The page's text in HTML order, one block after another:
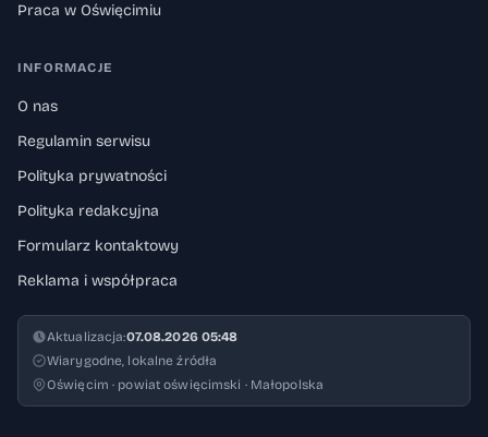
Praca w Oświęcimiu
INFORMACJE
O nas
Regulamin serwisu
Polityka prywatności
Polityka redakcyjna
Formularz kontaktowy
Reklama i współpraca
Aktualizacja:07.08.2026 05:48
Wiarygodne, lokalne źródła
Oświęcim · powiat oświęcimski · Małopolska